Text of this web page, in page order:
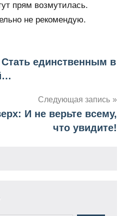
прям возмутилась.
не рекомендую.
единственным в
Следующая запись
И не верьте всему,
что увидите!